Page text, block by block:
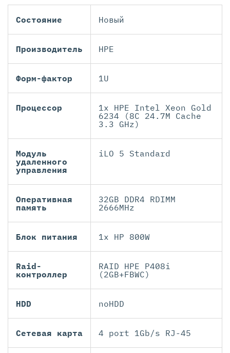
Состояние Новый
Производитель HPE
Форм-фактор 1U
Процессор
1x HPE Intel Xeon Gold
6234 (8C 24.7M Cache
3.3 GHz)
Модуль
удаленного
управления
iLO 5 Standard
Оперативная
память
32GB DDR4 RDIMM
2666MHz
Блок питания 1x HP 800W
Raid-
контроллер
RAID HPE P408i
(2GB+FBWC)
HDD noHDD
Сетевая карта 4 port 1Gb/s RJ-45